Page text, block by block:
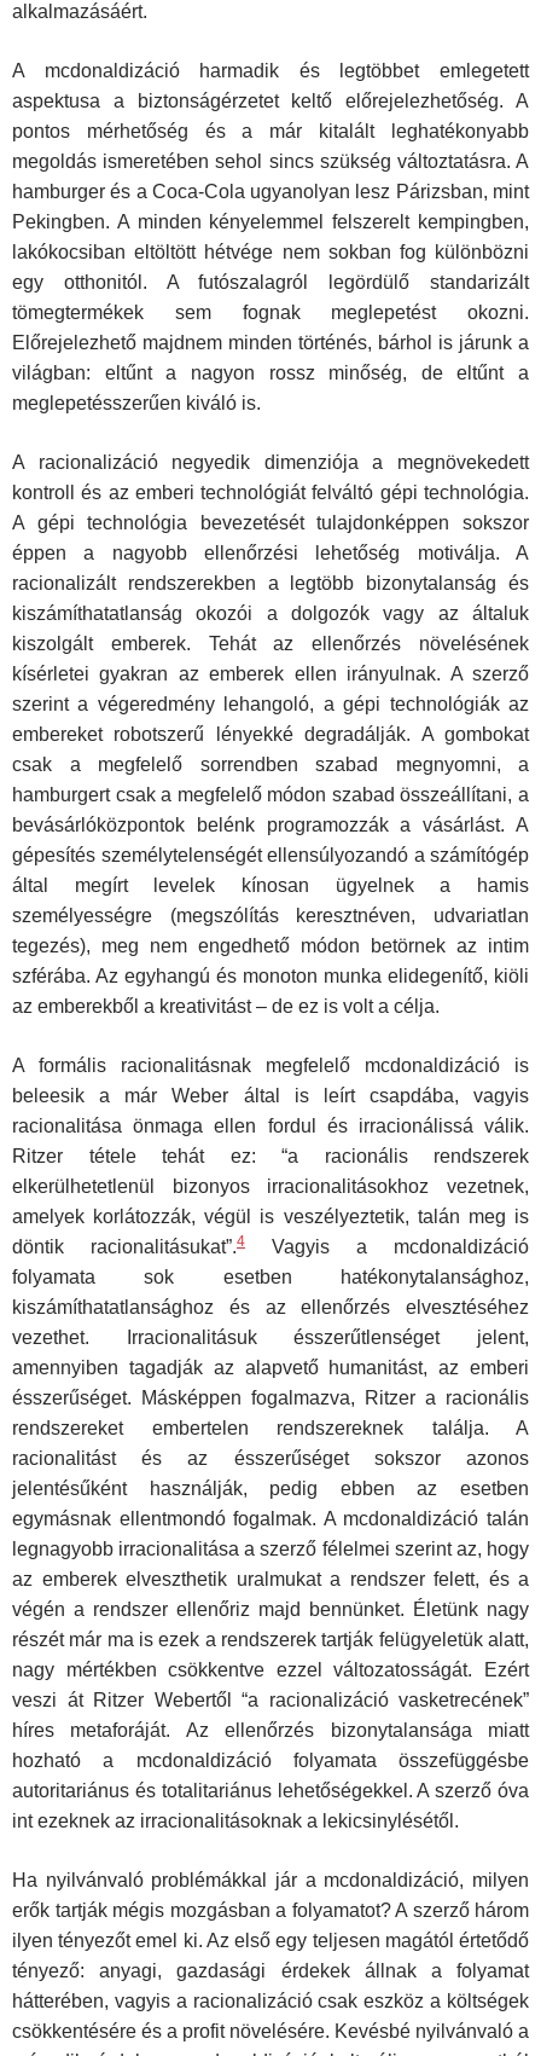
alkalmazásáért.
A mcdonaldizáció harmadik és legtöbbet emlegetett
aspektusa a biztonságérzetet keltő előrejelezhetőség. A
pontos mérhetőség és a már kitalált leghatékonyabb
megoldás ismeretében sehol sincs szükség változtatásra. A
hamburger és a Coca-Cola ugyanolyan lesz Párizsban, mint
Pekingben. A minden kényelemmel felszerelt kempingben,
lakókocsiban eltöltött hétvége nem sokban fog különbözni
egy otthonitól. A futószalagról legördülő standarizált
tömegtermékek sem fognak meglepetést okozni.
Előrejelezhető majdnem minden történés, bárhol is járunk a
világban: eltűnt a nagyon rossz minőség, de eltűnt a
meglepetésszerűen kiváló is.
A racionalizáció negyedik dimenziója a megnövekedett
kontroll és az emberi technológiát felváltó gépi technológia.
A gépi technológia bevezetését tulajdonképpen sokszor
éppen a nagyobb ellenőrzési lehetőség motiválja. A
racionalizált rendszerekben a legtöbb bizonytalanság és
kiszámíthatatlanság okozói a dolgozók vagy az általuk
kiszolgált emberek. Tehát az ellenőrzés növelésének
kísérletei gyakran az emberek ellen irányulnak. A szerző
szerint a végeredmény lehangoló, a gépi technológiák az
embereket robotszerű lényekké degradálják. A gombokat
csak a megfelelő sorrendben szabad megnyomni, a
hamburgert csak a megfelelő módon szabad összeállítani, a
bevásárlóközpontok belénk programozzák a vásárlást. A
gépesítés személytelenségét ellensúlyozandó a számítógép
által megírt levelek kínosan ügyelnek a hamis
személyességre (megszólítás keresztnéven, udvariatlan
tegezés), meg nem engedhető módon betörnek az intim
szférába. Az egyhangú és monoton munka elidegenítő, kiöli
az emberekből a kreativitást – de ez is volt a célja.
A formális racionalitásnak megfelelő mcdonaldizáció is
beleesik a már Weber által is leírt csapdába, vagyis
racionalitása önmaga ellen fordul és irracionálissá válik.
Ritzer tétele tehát ez: “a racionális rendszerek
elkerülhetetlenül bizonyos irracionalitásokhoz vezetnek,
amelyek korlátozzák, végül is veszélyeztetik, talán meg is
döntik racionalitásukat”.4
Vagyis a mcdonaldizáció
folyamata sok esetben hatékonytalansághoz,
kiszámíthatatlansághoz és az ellenőrzés elvesztéséhez
vezethet. Irracionalitásuk ésszerűtlenséget jelent,
amennyiben tagadják az alapvető humanitást, az emberi
ésszerűséget. Másképpen fogalmazva, Ritzer a racionális
rendszereket embertelen rendszereknek találja. A
racionalitást és az ésszerűséget sokszor azonos
jelentésűként használják, pedig ebben az esetben
egymásnak ellentmondó fogalmak. A mcdonaldizáció talán
legnagyobb irracionalitása a szerző félelmei szerint az, hogy
az emberek elveszthetik uralmukat a rendszer felett, és a
végén a rendszer ellenőriz majd bennünket. Életünk nagy
részét már ma is ezek a rendszerek tartják felügyeletük alatt,
nagy mértékben csökkentve ezzel változatosságát. Ezért
veszi át Ritzer Webertől “a racionalizáció vasketrecének”
híres metaforáját. Az ellenőrzés bizonytalansága miatt
hozható a mcdonaldizáció folyamata összefüggésbe
autoritariánus és totalitariánus lehetőségekkel. A szerző óva
int ezeknek az irracionalitásoknak a lekicsinylésétől.
Ha nyilvánvaló problémákkal jár a mcdonaldizáció, milyen
erők tartják mégis mozgásban a folyamatot? A szerző három
ilyen tényezőt emel ki. Az első egy teljesen magától értetődő
tényező: anyagi, gazdasági érdekek állnak a folyamat
hátterében, vagyis a racionalizáció csak eszköz a költségek
csökkentésére és a profit növelésére. Kevésbé nyilvánvaló a